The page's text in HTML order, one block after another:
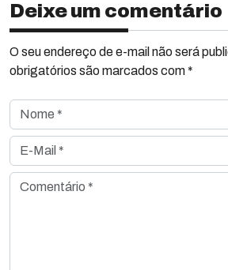
Deixe um comentário
O seu endereço de e-mail não será
obrigatórios são marcados com *
Nome *
E-Mail *
Comentário *